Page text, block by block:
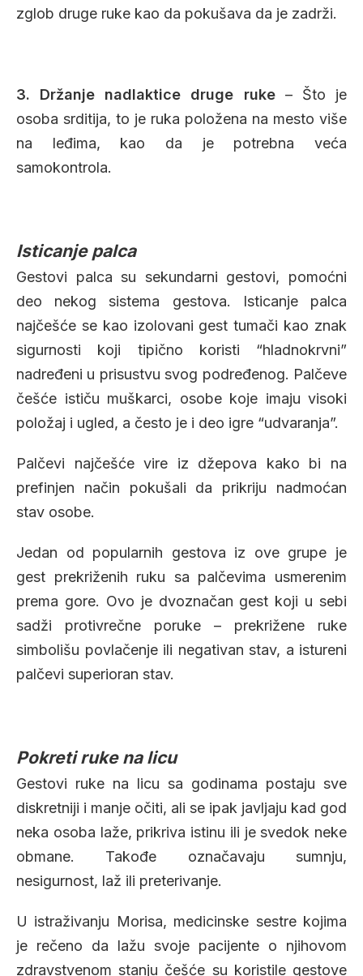
zglob druge ruke kao da pokušava da je zadrži.
3. Držanje nadlaktice druge ruke– Što je
osoba srditija, to je ruka položena na mesto više
na leđima, kao da je potrebna veća
samokontrola.
Isticanje palca
Gestovi palca su sekundarni gestovi, pomoćni
deo nekog sistema gestova. Isticanje palca
najčešće se kao izolovani gest tumači kao znak
sigurnosti koji tipično koristi “hladnokrvni”
nadređeni u prisustvu svog podređenog. Palčeve
češće ističu muškarci, osobe koje imaju visoki
položaj i ugled, a često je i deo igre “udvaranja”.
Palčevi najčešće vire iz džepova kako bi na
prefinjen način pokušali da prikriju nadmoćan
stav osobe.
Jedan od popularnih gestova iz ove grupe je
gest prekriženih ruku sa palčevima usmerenim
prema gore. Ovo je dvoznačan gest koji u sebi
sadži protivrečne poruke – prekrižene ruke
simbolišu povlačenje ili negativan stav, a istureni
palčevi superioran stav.
Pokreti ruke na licu
Gestovi ruke na licu sa godinama postaju sve
diskretniji i manje očiti, ali se ipak javljaju kad god
neka osoba laže, prikriva istinu ili je svedok neke
obmane. Takođe označavaju sumnju,
nesigurnost, laž ili preterivanje.
U istraživanju Morisa, medicinske sestre kojima
je rečeno da lažu svoje pacijente o njihovom
zdravstvenom stanju češće su koristile gestove